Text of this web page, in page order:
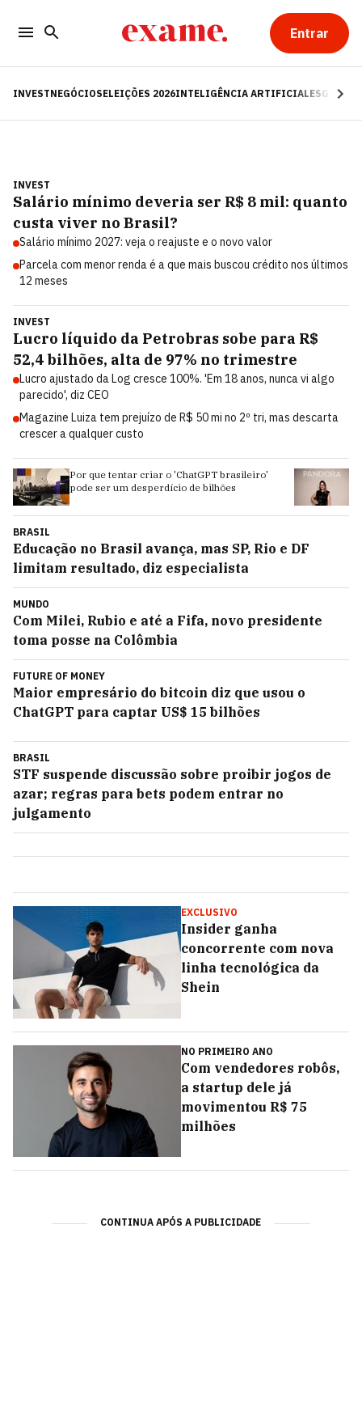
Entrar
INVESTNEGÓCIOSELEIÇÕES 2026INTELIGÊNCIA ARTIFICIALESG
INVEST
Salário mínimo deveria ser R$ 8 mil: quanto
custa viver no Brasil?
Salário mínimo 2027: veja o reajuste e o novo valor
Parcela com menor renda é a que mais buscou crédito nos últimos
12 meses
INVEST
Lucro líquido da Petrobras sobe para R$
52,4 bilhões, alta de 97% no trimestre
Lucro ajustado da Log cresce 100%. 'Em 18 anos, nunca vi algo
parecido', diz CEO
Magazine Luiza tem prejuízo de R$ 50 mi no 2º tri, mas descarta
crescer a qualquer custo
EXCLUSIVO: o futuro da Pandora, segundo
sua nova líder no Brasil
BRASIL
Educação no Brasil avança, mas SP, Rio e DF
limitam resultado, diz especialista
MUNDO
Com Milei, Rubio e até a Fifa, novo presidente
toma posse na Colômbia
FUTURE OF MONEY
Maior empresário do bitcoin diz que usou o
ChatGPT para captar US$ 15 bilhões
BRASIL
STF suspende discussão sobre proibir jogos de
azar; regras para bets podem entrar no
julgamento
EXCLUSIVO
Insider ganha
concorrente com nova
linha tecnológica da
Shein
NO PRIMEIRO ANO
Com vendedores robôs,
a startup dele já
movimentou R$ 75
milhões
CONTINUA APÓS A PUBLICIDADE